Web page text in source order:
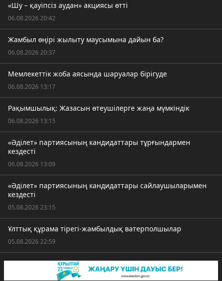
«Шу – қауіпсіз аудан» акциясы өтті
06.08.2026 20:42
Жамбыл өңірі жылыту маусымына дайын ба?
06.08.2026 20:37
Мемлекеттік жоба аясында шаруалар бірігуде
06.08.2026 13:17
Рақымшылық: Жазасын өтеушілерге жаңа мүмкіндік
06.08.2026 13:15
«Әділет» партиясының кандидаттары тұрғындармен
кездесті
06.08.2026 13:09
«Әділет» партиясының кандидаттары сайлаушыларымен
кездесті
05.08.2026 23:15
Ұлттық құрама тірегі-жамбылдық ватерполшылар
05.08.2026 22:59